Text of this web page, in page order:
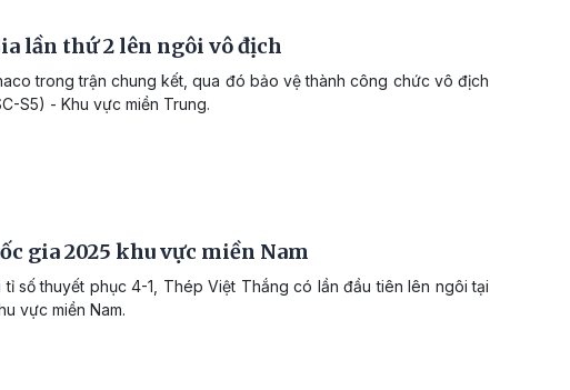
lần thứ 2 lên ngôi vô địch
trong trận chung kết, qua đó bảo vệ thành công chức vô địch
S5) - Khu vực miền Trung.
gia 2025 khu vực miền Nam
số thuyết phục 4-1, Thép Việt Thắng có lần đầu tiên lên ngôi tại
vực miền Nam.